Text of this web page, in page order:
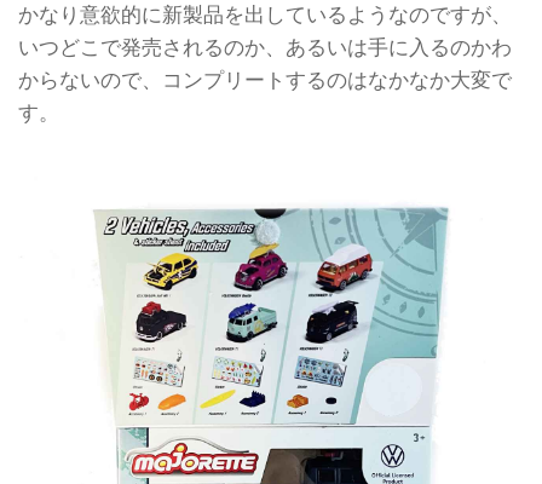
かなり意欲的に新製品を出しているようなのですが、
いつどこで発売されるのか、あるいは手に入るのかわ
からないので、コンプリートするのはなかなか大変で
す。